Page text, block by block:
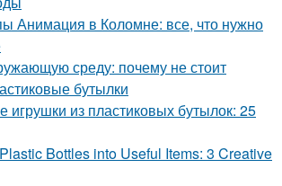
Анимация в Коломне: все, что нужно
среду: почему не стоит
бутылки
игрушки из пластиковых бутылок: 25
Bottles into Useful Items: 3 Creative